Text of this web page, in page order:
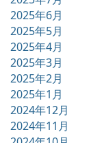
2025年6月
2025年5月
2025年4月
2025年3月
2025年2月
2025年1月
2024年12月
2024年11月